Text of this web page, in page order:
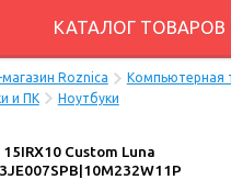
КАТАЛОГ ТОВАРОВ
Roznica
Компьютерная
и ПК
Ноутбуки
15IRX10 Custom Luna